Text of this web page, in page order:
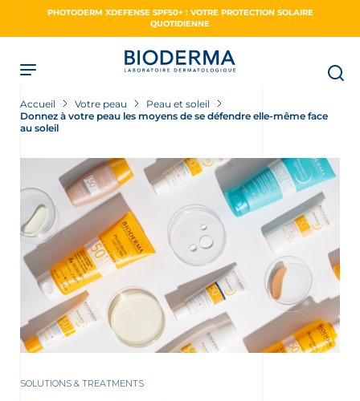
PHOTODERM XDEFENSE SPF50+ : VOTRE PROTECTION SOLAIRE
QUOTIDIENNE
Accueil Votre peau
Peau et soleil
Donnez à votre peau les moyens de se défendre elle-même face
au soleil
SOLUTIONS & TREATMENTS